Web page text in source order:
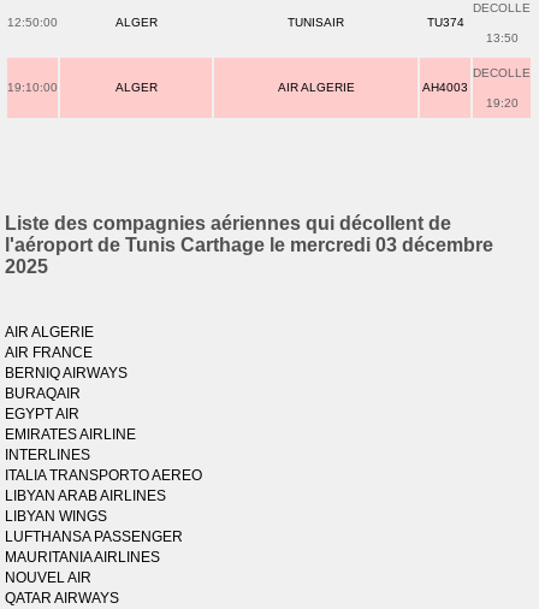
12:50:00 ALGER TUNISAIR TU374
DECOLLE
13:50
19:10:00 ALGER AIR ALGERIE AH4003
DECOLLE
19:20
Liste des compagnies aériennes qui décollent de
l'aéroport de Tunis Carthage le mercredi 03 décembre
2025
AIR ALGERIE
AIR FRANCE
BERNIQ AIRWAYS
BURAQAIR
EGYPT AIR
EMIRATES AIRLINE
INTERLINES
ITALIA TRANSPORTO AEREO
LIBYAN ARAB AIRLINES
LIBYAN WINGS
LUFTHANSA PASSENGER
MAURITANIA AIRLINES
NOUVEL AIR
QATAR AIRWAYS